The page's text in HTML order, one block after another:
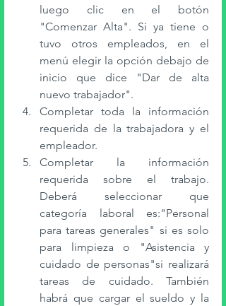
luego clic en el botón
"Comenzar Alta". Si ya tiene o
tuvo otros empleados, en el
menú elegir la opción debajo de
inicio que dice "Dar de alta
nuevo trabajador".
Completar toda la información
requerida de la trabajadora y el
empleador.
Completar la información
requerida sobre el trabajo.
Deberá seleccionar que
categoría laboral es:"Personal
para tareas generales" si es solo
para limpieza o "Asistencia y
cuidado de personas"si realizará
tareas de cuidado. También
habrá que cargar el sueldo y la